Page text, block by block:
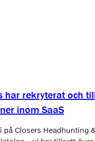
har rekryterat och
inom SaaS
på Closers Headhunting